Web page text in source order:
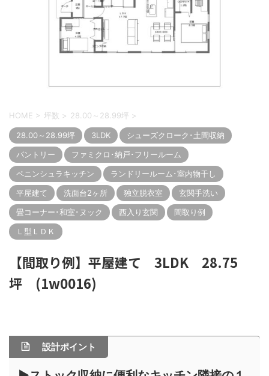
HOME > 坪数 > 28.00～28.99坪 >
28.00～28.99坪 3LDK
シューズクローク･土間収納
パントリー
ファミクロ･納戸･フリールーム
ペニンシュラキッチン
ランドリールーム･室内物干し
平屋建て
洗面台2ヶ所 独立脱衣室
玄関手洗い
畳コーナー･和室･ヌック
西入り玄関
間取り例
Ｌ型ＬＤＫ
【間取り例】平屋建て 3LDK 28.75
坪 (1w0016)
設計ポイント